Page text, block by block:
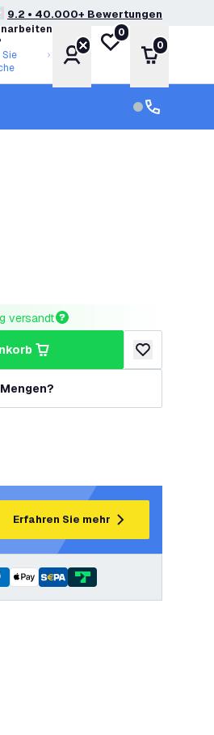
9.2 • 40.000+ Bewertungen
Konto
Meine Wunschliste
0
Warenkorb
0
versandt
zur
und Lichtpläne
Erfahren Sie mehr